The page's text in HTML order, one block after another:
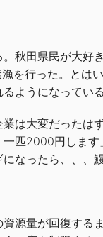
秋田県民が大
行った。とは
ようになっている
は大変だった
匹2000円しま
なったら、、、
源量が回復す